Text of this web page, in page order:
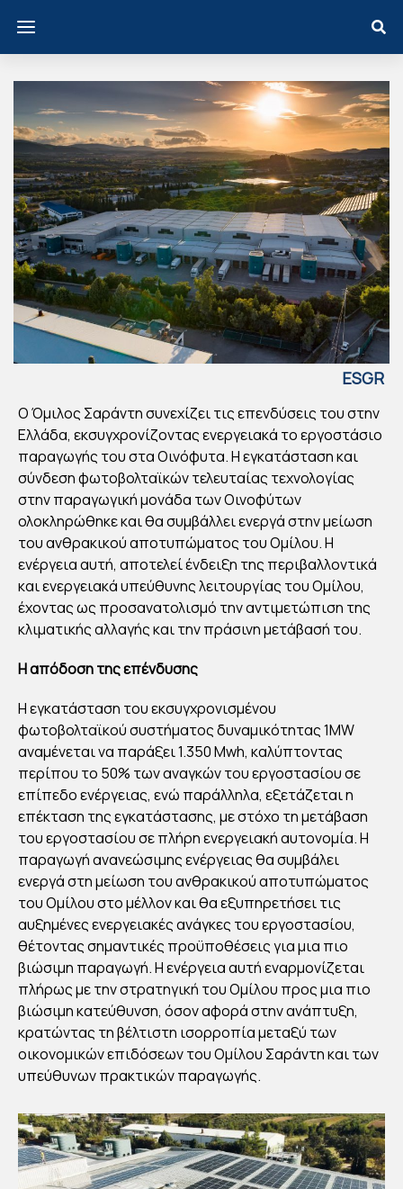
ESGR
ΟΜ
ΙΛΟ
ΡΑ
ΝΤ
Η:
ΕΓΚ
ΑΘΙ
ΤΟ
ΛΤΑ
ΪΚΑ
ΣΤ
ΕΛ
ΔΑ
ΕΝΙ
ΣΧ
ΤΗ
ΣΙΜ
Η
ΠΑ
ΡΑΓ
O Όμιλος Σαράντη συνεχίζει τις επενδύσεις του στην
Ελλάδα, εκσυγχρονίζοντας ενεργειακά τo εργοστάσιο
παραγωγής του στα Οινόφυτα. Η εγκατάσταση και
σύνδεση φωτοβολταϊκών τελευταίας τεχνολογίας
στην παραγωγική μονάδα των Οινοφύτων
ολοκληρώθηκε και θα συμβάλλει ενεργά στην μείωση
του ανθρακικού αποτυπώματος του Ομίλου. Η
ενέργεια αυτή, αποτελεί ένδειξη της περιβαλλοντικά
και ενεργειακά υπεύθυνης λειτουργίας του Ομίλου,
έχοντας ως προσανατολισμό την αντιμετώπιση της
κλιματικής αλλαγής και την πράσινη μετάβασή του.
H απόδοση της επένδυσης
Η εγκατάσταση του εκσυγχρονισμένου
φωτοβολταϊκού συστήματος δυναμικότητας 1MW
αναμένεται να παράξει 1.350 Mwh, καλύπτοντας
περίπου το 50% των αναγκών του εργοστασίου σε
επίπεδο ενέργειας, ενώ παράλληλα, εξετάζεται η
επέκταση της εγκατάστασης, με στόχο τη μετάβαση
του εργοστασίου σε πλήρη ενεργειακή αυτονομία. Η
παραγωγή ανανεώσιμης ενέργειας θα συμβάλει
ενεργά στη μείωση του ανθρακικού αποτυπώματος
του Ομίλου στο μέλλον και θα εξυπηρετήσει τις
αυξημένες ενεργειακές ανάγκες του εργοστασίου,
θέτοντας σημαντικές προϋποθέσεις για μια πιο
βιώσιμη παραγωγή. Η ενέργεια αυτή εναρμονίζεται
πλήρως με την στρατηγική του Ομίλου προς μια πιο
βιώσιμη κατεύθυνση, όσον αφορά στην ανάπτυξη,
κρατώντας τη βέλτιστη ισορροπία μεταξύ των
οικονομικών επιδόσεων του Ομίλου Σαράντη και των
υπεύθυνων πρακτικών παραγωγής.